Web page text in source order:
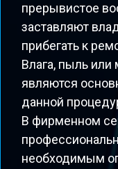
прерывистое
заставляют
прибегать к
Влага, пыль
являются
данной
В фирменном
необходимым